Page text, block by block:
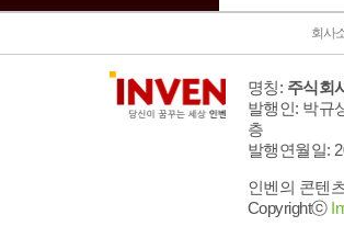
회사
명칭: 주식회
발행인: 박규
층
발행연월일:
인벤의 콘텐
Copyrightⓒ